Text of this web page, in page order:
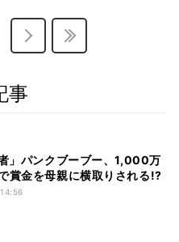
事
」パンクブーブー、1,000万
賞金を母親に横取りされる!?